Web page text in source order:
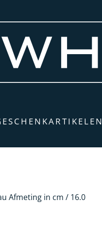
Afmeting in cm / 16.0